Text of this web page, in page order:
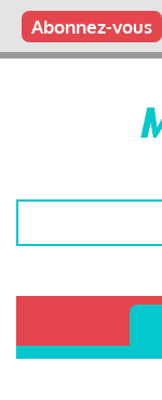
Aller
contenu
Main
Qui sommes nous ?
Vous publiez
Nous publions
Contactez-nous
Abonnez-vous